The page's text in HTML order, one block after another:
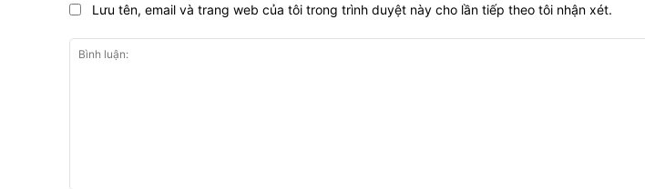
Lưu tên, email và trang web của tôi trong trình duyệt này cho lần tiếp theo tôi nhận xét.